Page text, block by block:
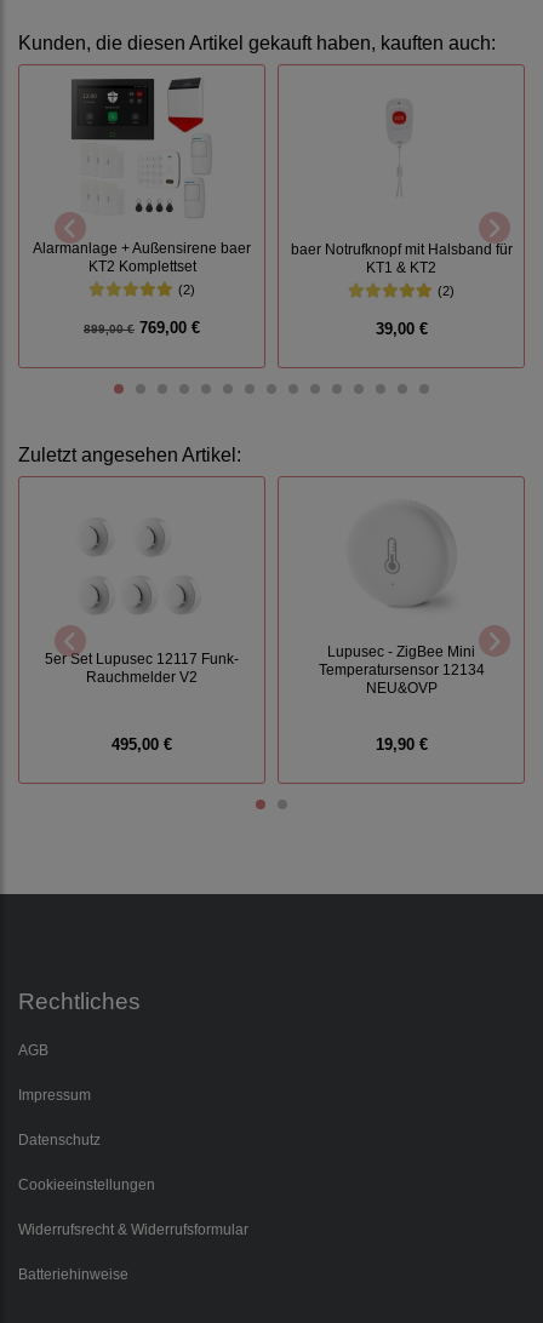
Kunden, die diesen Artikel gekauft haben, kauften auch:
Alarmanlage + Außensirene baer
KT2 Komplettset
(2)
899,00 € 769,00 €
baer Notrufknopf mit Halsband für
KT1 & KT2
(2)
39,00 €
Zuletzt angesehen Artikel:
5er Set Lupusec 12117 Funk-
Rauchmelder V2
495,00 €
Lupusec - ZigBee Mini
Temperatursensor 12134
NEU&OVP
19,90 €
Rechtliches
AGB
Impressum
Datenschutz
Cookieeinstellungen
Widerrufsrecht & Widerrufsformular
Batteriehinweise